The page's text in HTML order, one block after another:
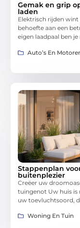
Gemak en grip
laden
Elektrisch rijden
behoefte aan een
eigen laadpaal ben
Auto’s En
Stappenplan
buitenplezier
Creëer uw
tuingenot Uw huis is
uw toevluchtsoord,
Woning En Tuin